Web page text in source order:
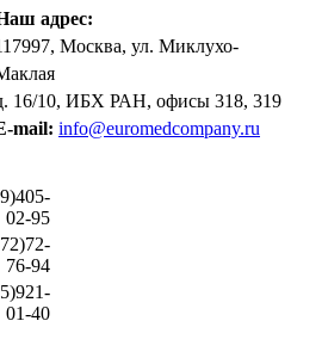
адрес:
Москва, ул. Миклухо-
16/10, ИБХ РАН, офисы 318, 319
mail: info@euromedcompany.ru
02-95
76-94
01-40